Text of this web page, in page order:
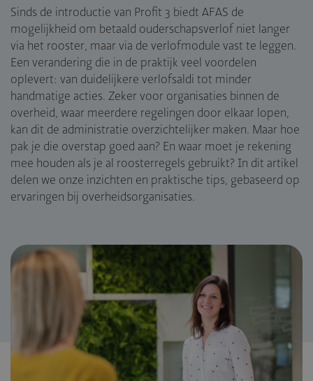
Sinds de introductie van Profit 3 biedt AFAS de
mogelijkheid om betaald ouderschapsverlof niet langer
via het rooster, maar via de verlofmodule vast te leggen.
Een verandering die in de praktijk veel voordelen
oplevert: van duidelijkere verlofsaldi tot minder
handmatige acties. Zeker voor organisaties binnen de
overheid, waar meerdere regelingen door elkaar lopen,
kan dit de administratie overzichtelijker maken. Maar hoe
pak je die overstap goed aan? En waar moet je rekening
mee houden als je al roosterregels gebruikt? In dit artikel
delen we onze inzichten en praktische tips, gebaseerd op
ervaringen bij overheidsorganisaties.